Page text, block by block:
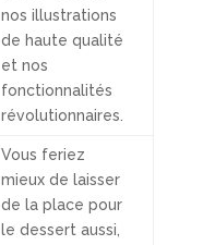
nos illustrations
de haute qualité
et nos
fonctionnalités
révolutionnaires.
Vous feriez
mieux de laisser
de la place pour
le dessert aussi,